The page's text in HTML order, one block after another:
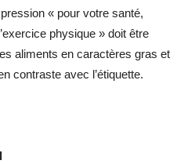
« pour votre santé,
physique » doit être
aliments en caractères gras et
contraste avec l’étiquette.